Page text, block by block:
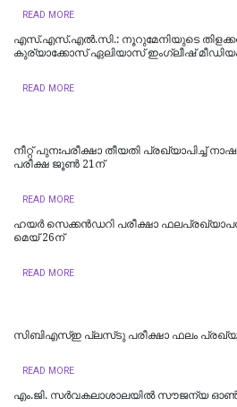
READ MORE
എസ്.എസ്.എൽ.സി.: നൂറുമേനിയുടെ
കുര്യാക്കോസ് ഏലിയാസ് ഇംഗ്ലീഷ്
READ MORE
നീറ്റ് പുനഃപരീക്ഷാ തീയതി പ്രഖ്യാപിച്ച്
പരീക്ഷ ജൂൺ 21ന്
READ MORE
ഹയർ സെക്കൻഡറി പരീക്ഷാ
മെയ് 26ന്
READ MORE
സിബിഎസ്ഇ പ്ലസ്‌ടു പരീക്ഷാ ഫലം
READ MORE
എം.ജി. സർവകലാശാലയിൽ സൗജന്യ